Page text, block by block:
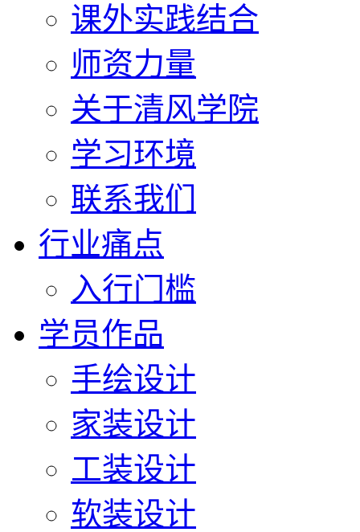
课外实践结合
师资力量
关于清风学院
学习环境
联系我们
行业痛点
入行门槛
学员作品
手绘设计
家装设计
工装设计
软装设计